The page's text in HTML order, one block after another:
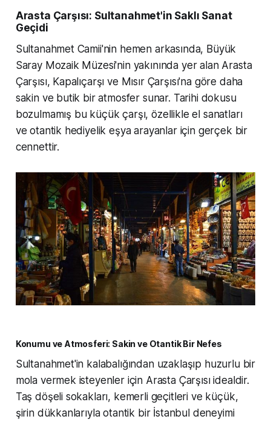
Arasta Çarşısı: Sultanahmet'in Saklı Sanat
Geçidi
Sultanahmet Camii'nin hemen arkasında, Büyük
Saray Mozaik Müzesi'nin yakınında yer alan Arasta
Çarşısı, Kapalıçarşı ve Mısır Çarşısı'na göre daha
sakin ve butik bir atmosfer sunar. Tarihi dokusu
bozulmamış bu küçük çarşı, özellikle el sanatları
ve otantik hediyelik eşya arayanlar için gerçek bir
cennettir.
Konumu ve Atmosferi: Sakin ve Otantik Bir Nefes
Sultanahmet'in kalabalığından uzaklaşıp huzurlu bir
mola vermek isteyenler için Arasta Çarşısı idealdir.
Taş döşeli sokakları, kemerli geçitleri ve küçük,
şirin dükkanlarıyla otantik bir İstanbul deneyimi